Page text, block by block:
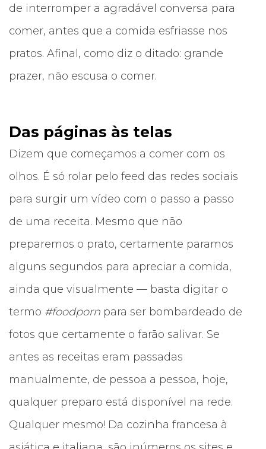
de interromper a agradável conversa para
comer, antes que a comida esfriasse nos
pratos. Afinal, como diz o ditado: grande
prazer, não escusa o comer.
Das páginas às telas
Dizem que começamos a comer com os
olhos. É só rolar pelo feed das redes sociais
para surgir um vídeo com o passo a passo
de uma receita. Mesmo que não
preparemos o prato, certamente paramos
alguns segundos para apreciar a comida,
ainda que visualmente — basta digitar o
termo #foodporn para ser bombardeado de
fotos que certamente o farão salivar. Se
antes as receitas eram passadas
manualmente, de pessoa a pessoa, hoje,
qualquer preparo está disponível na rede.
Qualquer mesmo! Da cozinha francesa à